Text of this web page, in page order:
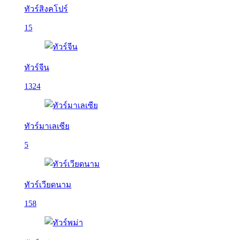
ทัวร์สิงคโปร์
15
ทัวร์จีน
1324
ทัวร์มาเลเซีย
5
ทัวร์เวียดนาม
158